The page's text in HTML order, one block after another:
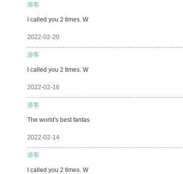
游客
I called you 2 times. W
2022-02-20
游客
I called you 2 times. W
2022-02-16
游客
The world's best fantas
2022-02-14
游客
I called you 2 times. W